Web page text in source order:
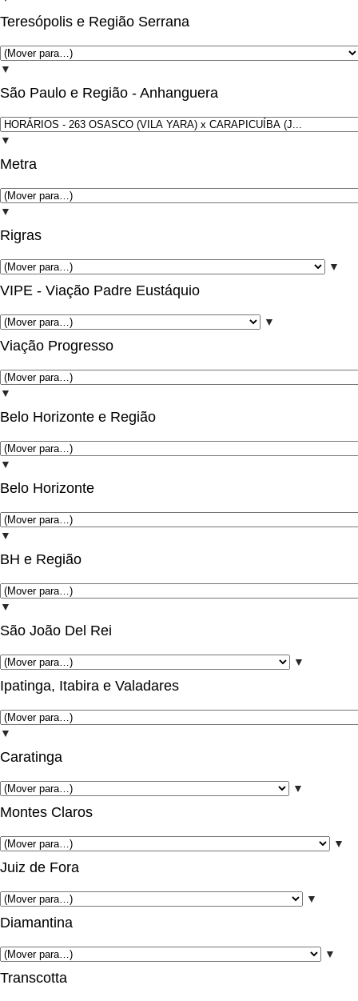
Teresópolis e Região Serrana
▼
São Paulo e Região - Anhanguera
▼
Metra
▼
Rigras
▼
VIPE - Viação Padre Eustáquio
▼
Viação Progresso
▼
Belo Horizonte e Região
▼
Belo Horizonte
▼
BH e Região
▼
São João Del Rei
▼
Ipatinga, Itabira e Valadares
▼
Caratinga
▼
Montes Claros
▼
Juiz de Fora
▼
Diamantina
▼
Transcotta